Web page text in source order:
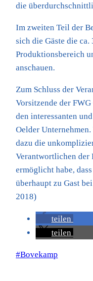
die
Im zweiten Teil der
sich die Gäste die
Produktionsbereich
anschauen.
Zum Schluss der
Vorsitzende der
den interessanten
Oelder
dazu die
Verantwortlichen der
ermöglicht habe,
überhaupt zu Gast
2018)
teilen
teilen
Schlagworte:
#Bovekamp